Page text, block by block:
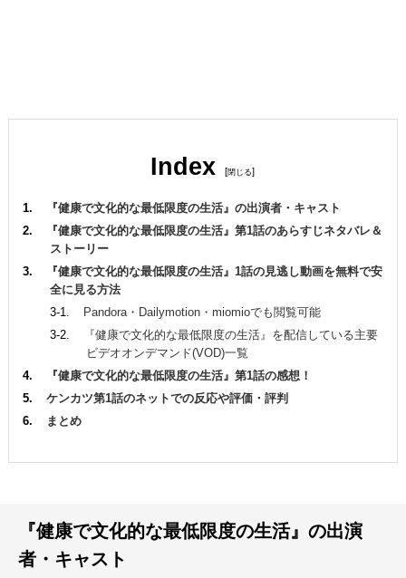
Index [ ]
『健康で文化的な最低限度の生活』の出演者・キャスト
『健康で文化的な最低限度の生活』第1話のあらすじネタバレ＆
ストーリー
『健康で文化的な最低限度の生活』1話の見逃し動画を無料で安
全に見る方法
Pandora・Dailymotion・miomioでも閲覧可能
『健康で文化的な最低限度の生活』を配信している主要
ビデオオンデマンド(VOD)一覧
『健康で文化的な最低限度の生活』第1話の感想！
ケンカツ第1話のネットでの反応や評価・評判
まとめ
『健康で文化的な最低限度の生活』の出演
者・キャスト